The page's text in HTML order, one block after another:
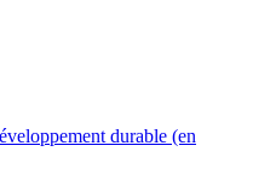
durable (en